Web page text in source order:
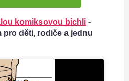
komiksovou bichli -
pro děti, rodiče a jednu